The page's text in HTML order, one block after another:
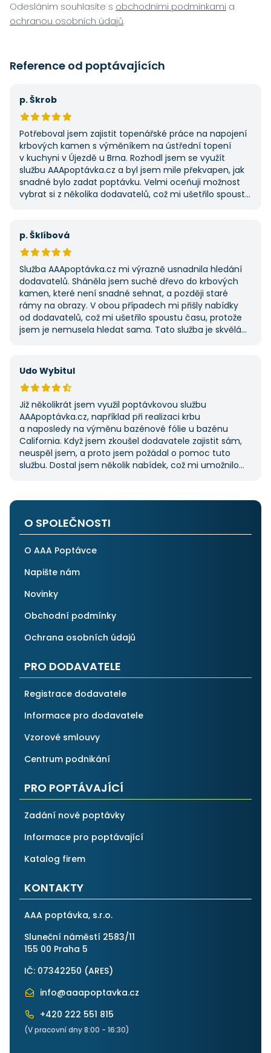
Odesláním souhlasíte s obchodními podmínkami a
ochranou osobních údajů.
Reference od poptávajících
p. Škrob
Potřeboval jsem zajistit topenářské práce na napojení
krbových kamen s výměníkem na ústřední topení
v kuchyni v Újezdě u Brna. Rozhodl jsem se využít
službu AAApoptávka.cz a byl jsem mile překvapen, jak
snadné bylo zadat poptávku. Velmi oceňuji možnost
vybrat si z několika dodavatelů, což mi ušetřilo spoustu
potřebovat další řemeslné práce.
p. Šklíbová
Služba AAApoptávka.cz mi výrazně usnadnila hledání
dodavatelů. Sháněla jsem suché dřevo do krbových
kamen, které není snadné sehnat, a později staré
rámy na obrazy. V obou případech mi přišly nabídky
od dodavatelů, což mi ušetřilo spoustu času, protože
jsem je nemusela hledat sama. Tato služba je skvělá
Udo Wybitul
Již několikrát jsem využil poptávkovou službu
AAApoptávka.cz, například při realizaci krbu
a naposledy na výměnu bazénové fólie u bazénu
California. Když jsem zkoušel dodavatele zajistit sám,
neuspěl jsem, a proto jsem požádal o pomoc tuto
službu. Dostal jsem několik nabídek, což mi umožnilo
i ostatním.
O SPOLEČNOSTI
O AAA Poptávce
Napište nám
Novinky
Obchodní podmínky
Ochrana osobních údajů
PRO DODAVATELE
Registrace dodavatele
Informace pro dodavatele
Vzorové smlouvy
Centrum podnikání
PRO POPTÁVAJÍCÍ
Zadání nové poptávky
Informace pro poptávající
Katalog firem
KONTAKTY
AAA poptávka, s.r.o.
Sluneční náměstí 2583/11
155 00 Praha 5
IČ: 07342250 (ARES)
info@aaapoptavka.cz
+420 222 551 815
(V pracovní dny 8:00 - 16:30)